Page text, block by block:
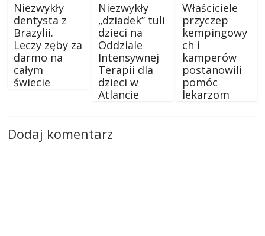
Niezwykły
dentysta z
Brazylii.
Leczy zęby za
darmo na
całym
świecie
Niezwykły
„dziadek” tuli
dzieci na
Oddziale
Intensywnej
Terapii dla
dzieci w
Atlancie
Właściciele
przyczep
kempingowy
ch i
kamperów
postanowili
pomóc
lekarzom
Dodaj komentarz